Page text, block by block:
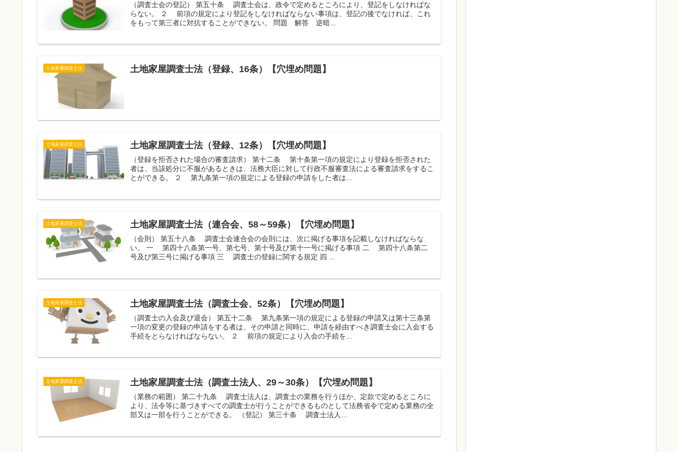
（調査士会の登記） 第五十条 調査士会は、政令で定めるところにより、登記をしなければな
らない。 ２ 前項の規定により登記をしなければならない事項は、登記の後でなければ、これ
をもって第三者に対抗することができない。 問題 解答 逆暗...
土地家屋調査士法 土地家屋調査士法（登録、16条）【穴埋め問題】
土地家屋調査士法 土地家屋調査士法（登録、12条）【穴埋め問題】
（登録を拒否された場合の審査請求） 第十二条 第十条第一項の規定により登録を拒否された
者は、当該処分に不服があるときは、法務大臣に対して行政不服審査法による審査請求をするこ
とができる。 ２ 第九条第一項の規定による登録の申請をした者は...
土地家屋調査士法 土地家屋調査士法（連合会、58～59条）【穴埋め問題】
（会則） 第五十八条 調査士会連合会の会則には、次に掲げる事項を記載しなければならな
い。 一 第四十八条第一号、第七号、第十号及び第十一号に掲げる事項 二 第四十八条第二
号及び第三号に掲げる事項 三 調査士の登録に関する規定 四 ...
土地家屋調査士法 土地家屋調査士法（調査士会、52条）【穴埋め問題】
（調査士の入会及び退会） 第五十二条 第九条第一項の規定による登録の申請又は第十三条第
一項の変更の登録の申請をする者は、その申請と同時に、申請を経由すべき調査士会に入会する
手続をとらなければならない。 ２ 前項の規定により入会の手続を...
土地家屋調査士法 土地家屋調査士法（調査士法人、29～30条）【穴埋め問題】
（業務の範囲） 第二十九条 調査士法人は、調査士の業務を行うほか、定款で定めるところに
より、法令等に基づきすべての調査士が行うことができるものとして法務省令で定める業務の全
部又は一部を行うことができる。 （登記） 第三十条 調査士法人...